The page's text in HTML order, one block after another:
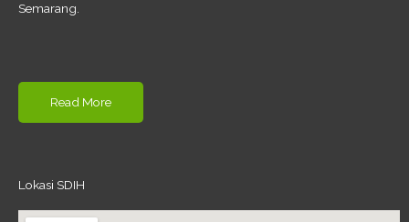
Semarang.
Read More
Lokasi SDIH